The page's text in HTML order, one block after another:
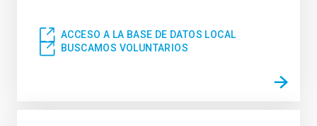
ACCESO A LA BASE DE DATOS LOCAL
BUSCAMOS VOLUNTARIOS